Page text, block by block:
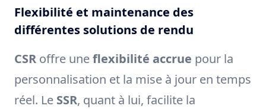
Flexibilité et maintenance des
différentes solutions de rendu
CSR offre uneflexibilité accrue pour la
personnalisation et la mise à jour en temps
réel. Le SSR, quant à lui, facilite la